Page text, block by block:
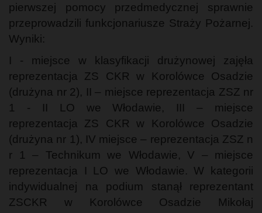
pierwszej pomocy przedmedycznej sprawnie
przeprowadzili funkcjonariusze Straży Pożarnej.
Wyniki:
I - miejsce w klasyfikacji drużynowej zajęła
reprezentacja ZS CKR w Korolówce Osadzie
(drużyna nr 2), II – miejsce reprezentacja ZSZ nr
1 - II LO we Włodawie, III – miejsce
reprezentacja ZS CKR w Korolówce Osadzie
(drużyna nr 1), IV miejsce – reprezentacja ZSZ n
r 1 – Technikum we Włodawie, V – miejsce
reprezentacja I LO we Włodawie. W kategorii
indywidualnej na podium stanął reprezentant
ZSCKR w Korolówce Osadzie Mikołaj